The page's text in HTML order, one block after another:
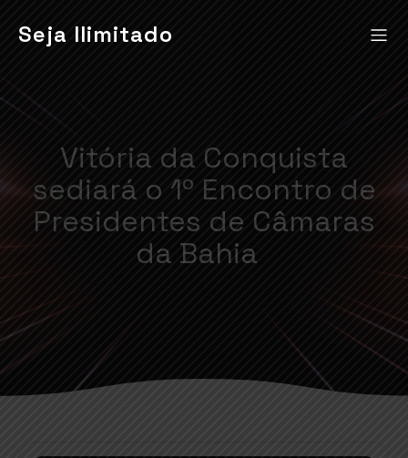
Seja Ilimitado
Vitória da Conquista
sediará o 1º Encontro de
Presidentes de Câmaras
da Bahia